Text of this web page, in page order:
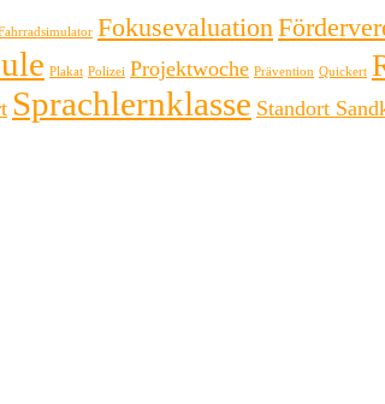
Fokusevaluation
Plakat Polizei Projektwoche Prävention Quickert
Sprachlernklasse Standort